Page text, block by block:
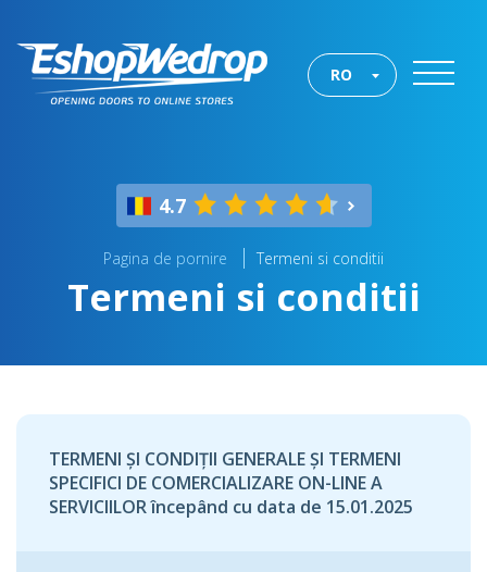
RO
4.7
Pagina de pornire Termeni si conditii
Termeni si conditii
TERMENI ȘI CONDIȚII GENERALE ȘI TERMENI
SPECIFICI DE COMERCIALIZARE ON-LINE A
SERVICIILOR începând cu data de 15.01.2025